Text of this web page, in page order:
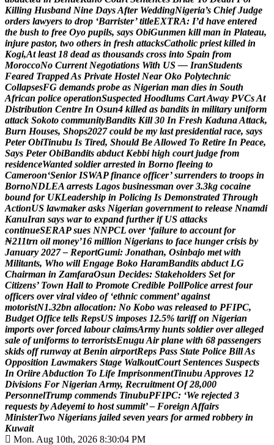
Killing Husband Nine DaysAfter WeddingNigeria’s Chief Judge
orders lawyers to drop ‘Barrister’ titleEXTRA: I’d have entered
the bush to free Oyo pupils, says ObiGunmen kill man in Plateau,
injure pastor, two others in fresh attacksCatholic priest killed in
Kogi,At least 18 dead as thousands cross into Spain from
MoroccoNo Current Negotiations With US — IranStudents
Feared TrappedAs Private Hostel Near Oko Polytechnic
CollapsesFG demands probe as Nigerian man dies in South
African police operationSuspected Hoodlums CartAway PVCsAt
Distribution Centre In Osun4 killed as bandits in military uniform
attack Sokoto communityBandits Kill 30 In Fresh KadunaAttack,
Burn Houses, Shops2027 could be my last presidential race, says
Peter ObiTinubu Is Tired, Should BeAllowed To Retire In Peace,
Says Peter ObiBandits abduct Kebbi high court judge from
residenceWanted soldier arrested in Borno fleeing to
Cameroon‘Senior ISWAP finance officer’ surrenders to troops in
BornoNDLEA arrests Lagos businessman over 3.3kg cocaine
bound for UKLeadership in Policing Is Demonstrated Through
ActionUS lawmaker asks Nigerian government to release Nnamdi
KanuIran says war to expand further if US attacks
continueSERAP sues NNPCL over ‘failure to account for
₦211trn oil money’16 million Nigerians to face hunger crisis by
January 2027 – ReportGumi: Jonathan, Osinbajo met with
Militants, Who will Engage Boko HaramBandits abduct LG
Chairman in ZamfaraOsun Decides: Stakeholders Set for
Citizens’ Town Hall to Promote Credible PollPolice arrest four
officers over viral video of ‘ethnic comment’ against
motoristN1.32bn allocation: No Kobo was released to PFIPC,
Budget Office tells RepsUS imposes 12.5% tariff on Nigerian
imports over forced labour claimsArmy hunts soldier over alleged
sale of uniforms to terroristsEnuguAir plane with 68 passengers
skids off runway at Benin airportReps Pass State Police BillAs
Opposition Lawmakers Stage WalkoutCourt Sentences Suspects
In OriireAbduction To Life ImprisonmentTinubuApproves 12
Divisions For Nigerian Army, Recruitment Of 28,000
PersonnelTrump commends TinubuPFIPC: ‘We rejected 3
requests byAdeyemi to host summit’ – Foreign Affairs
MinisterTwo Nigerians jailed seven years for armed robbery in
Kuwait
Mon. Aug 10th, 2026 8:30:05 PM